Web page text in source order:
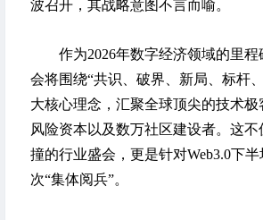
波召开，其战略意图不言而喻。
作为2026年数字经济领域的里程
会将围绕“共识、破界、新局、标杆
大核心理念，汇聚全球顶尖的技术极
风险资本以及数万社区建设者。这
撞的行业盛会，更是针对Web3.0下
次“集体阅兵”。